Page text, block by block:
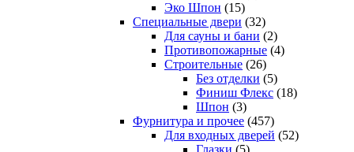
Эко Шпон (15)
Специальные двери (32)
Для сауны и бани (2)
Противопожарные (4)
Строительные (26)
Без отделки (5)
Финиш Флекс (18)
Шпон (3)
Фурнитура и прочее (457)
Для входных дверей (52)
Глазки (5)